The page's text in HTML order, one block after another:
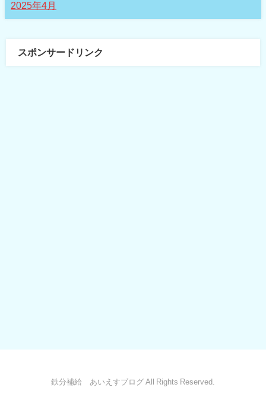
2025年4月
スポンサードリンク
鉄分補給 あいえすブログ All Rights Reserved.